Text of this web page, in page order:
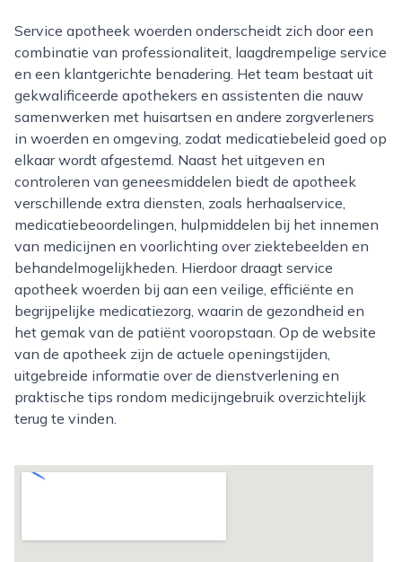
Service apotheek woerden onderscheidt zich door een
combinatie van professionaliteit, laagdrempelige service
en een klantgerichte benadering. Het team bestaat uit
gekwalificeerde apothekers en assistenten die nauw
samenwerken met huisartsen en andere zorgverleners
in woerden en omgeving, zodat medicatiebeleid goed op
elkaar wordt afgestemd. Naast het uitgeven en
controleren van geneesmiddelen biedt de apotheek
verschillende extra diensten, zoals herhaalservice,
medicatiebeoordelingen, hulpmiddelen bij het innemen
van medicijnen en voorlichting over ziektebeelden en
behandelmogelijkheden. Hierdoor draagt service
apotheek woerden bij aan een veilige, efficiënte en
begrijpelijke medicatiezorg, waarin de gezondheid en
het gemak van de patiënt vooropstaan. Op de website
van de apotheek zijn de actuele openingstijden,
uitgebreide informatie over de dienstverlening en
praktische tips rondom medicijngebruik overzichtelijk
terug te vinden.